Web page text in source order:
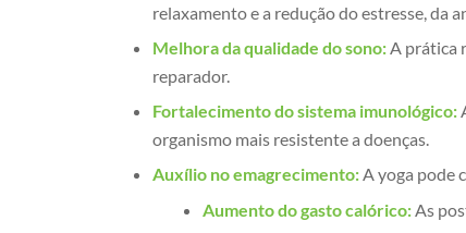
relaxamento e a redução do estresse, da
Melhora da qualidade do sono:A prática
reparador.
Fortalecimento do sistema imunológico:
organismo mais resistente a doenças.
Auxílio no emagrecimento:A yoga pode
Aumento do gasto calórico:As